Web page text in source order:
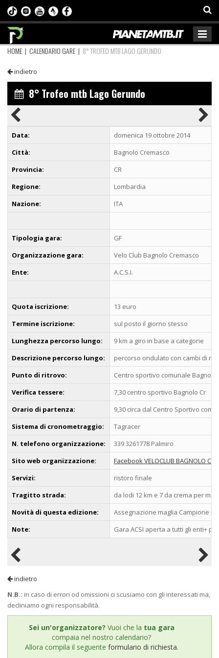
HOME | CALENDARIO GARE | 8° TROFEO MTB LAGO GERUNDO
indietro
8° Trofeo mtb Lago Gerundo
Data:
domenica 19 ottobre 2014
Città:
Bagnolo Cremasco
Provincia:
CR
Regione:
Lombardia
Nazione:
ITA
Tipologia gara:
GF
Organizzazione gara:
Velo Club Bagnolo Cremasco
Ente:
A.C.S.I.
Quota iscrizione:
13 euro
Termine iscrizione:
sul posto il giorno stesso
Lunghezza percorso lungo:
9 km a giro in base a categorie
Descrizione percorso lungo:
percorso ondulato con cambi di
Punto di ritrovo:
Centro sportivo comunale Bagnolo
Verifica tessere:
7,30 centro sportivo Bagnolo Cr
Orario di partenza:
9,30 circa dal Centro Sportivo
Sistema di cronometraggio:
Tagracer
N. telefono organizzazione:
339 3261778 Palmiro
Sito web organizzazione:
Facebook VELOCLUB BAGNOLO
Servizi:
ristoro finale
Tragitto strada:
da lodi 12 km e 7 da crema per
Novità di questa edizione:
Assegnazione maglia Campione
Note:
Gara ACSI aperta a tutti gli enti+
indietro
N.B.: in caso di errori od omissioni ci scusiamo con gli interessati ma,
decliniamo ogni responsabilità.
Sei un'organizzatore? Vuoi che la tua gara
compaia nel nostro calendario?
Allora compila il seguente formulario di richiesta.